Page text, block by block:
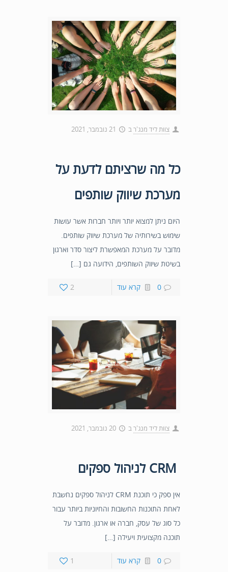
צוות ליד מנג'רב 21 נובמבר, 2021
כל מה שרציתם לדעת על
מערכת שיווק שותפים
היום ניתן למצוא יותר ויותר חברות אשר עושות
שימוש בשירותיה של מערכת שיווק שותפים.
מדובר על מערכת המאפשרת ליצור סדר וארגון
בשיטת שיווק השותפים, הידועה גם […]
2 0 קרא עוד
צוות ליד מנג'רב 20 נובמבר, 2021
אין ספק כי תוכנת CRM לניהול ספקים נחשבת
לאחת התוכנות החשובות והחיוניות ביותר עבור
כל סוג של עסק, חברה או ארגון. מדובר על
תוכנה מקצועית ויעילה […]
1 0 קרא עוד